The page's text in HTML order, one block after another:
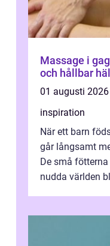
Massage i gagnef väg till
och hållbar
01 augusti 2026
inspiration
När ett barn
går långsamt
De små
nudda världen